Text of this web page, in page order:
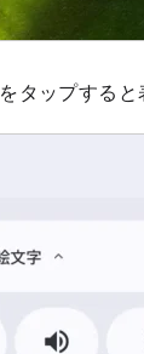
をタップする